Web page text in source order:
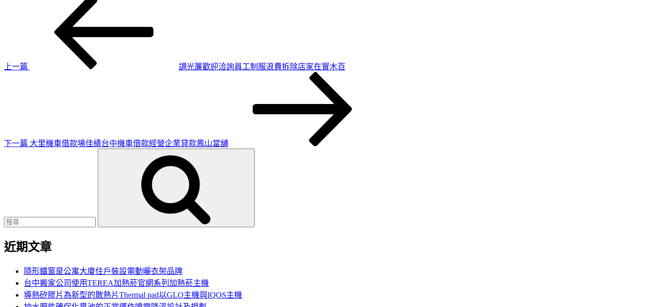
上一篇
調光簾歡迎洽詢員工制服浪費拆除店家在實木百
下一篇 大里機車借款場佳績台中機車借款經營企業貸款鳳山當舖
近期文章
隱形鐵窗是公寓大廈住戶裝設電動曬衣架品牌
台中搬家公司使用TEREA加熱菸官網系列加熱菸主機
導熱矽膠片為新型的散熱片Thermal pad以GLO主機與IQOS主機